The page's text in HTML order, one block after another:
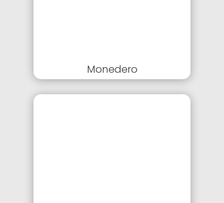
Monedero